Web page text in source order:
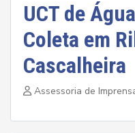
UCT de
Coleta em
Cascalheira
Assessoria de